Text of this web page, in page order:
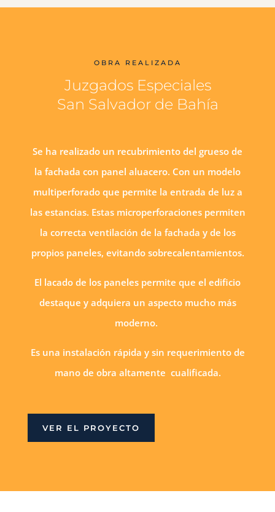
OBRA REALIZADA
Juzgados Especiales
San Salvador de Bahía
Se ha realizado un recubrimiento del grueso de
la fachada con panel aluacero. Con un modelo
multiperforado que permite la entrada de luz a
las estancias. Estas microperforaciones permiten
la correcta ventilación de la fachada y de los
propios paneles, evitando sobrecalentamientos.
El lacado de los paneles permite que el edificio
destaque y adquiera un aspecto mucho más
moderno.
Es una instalación rápida y sin requerimiento de
mano de obra altamente cualificada.
VER EL PROYECTO